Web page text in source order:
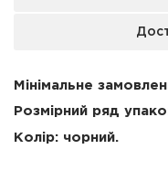
Мінімальне
Розмірний ряд
Колір: чорний.